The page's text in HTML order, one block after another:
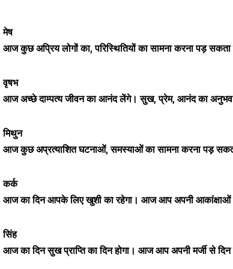
मेष
आज कुछ अप्रिय लोगों का, परिस्थितियों का सामना करना पड़
वृषभ
आज अच्छे दाम्पत्य जीवन का आनंद लेंगे। सुख, प्रेम, आनंद का अनुभव
मिथुन
आज कुछ अप्रत्याशित घटनाओं, समस्याओं का सामना करना पड़
कर्क
आज का दिन आपके लिए खुशी का रहेगा। आज आप अपनी आकांक्षाओं
सिंह
आज का दिन सुख प्राप्ति का दिन होगा। आज आप अपनी मर्जी से